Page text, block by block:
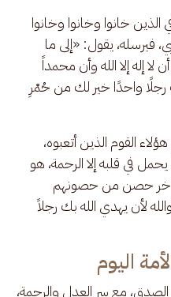
الذين خانوا وخانوا وخانوا
فيرسله، يقول: «إلى ما
إله إلا الله وأن محمداً
رجلًا واحدًا خير لك من حُمْرِ
القوم الذين أتعبوه،
في قلبه إلا الرحمة، هو
آخر حصن من حصونهم
لأن يهدي الله بك رجلاً
اليوم
الصدق، مع سر العدل والرحمة،